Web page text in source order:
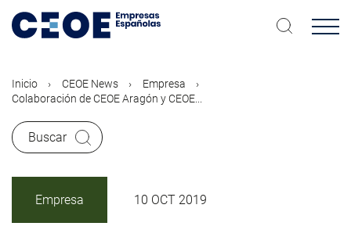
contenido
Inicio CEOE News
Empresa
Colaboración de CEOE Aragón y CEOE...
Buscar
Empresa 10 OCT 2019